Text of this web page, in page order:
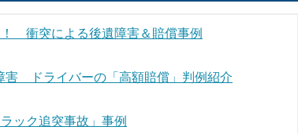
！ 衝突による後遺障害＆賠償事例
害 ドライバーの「高額賠償」判例紹介
ック追突事故」事例